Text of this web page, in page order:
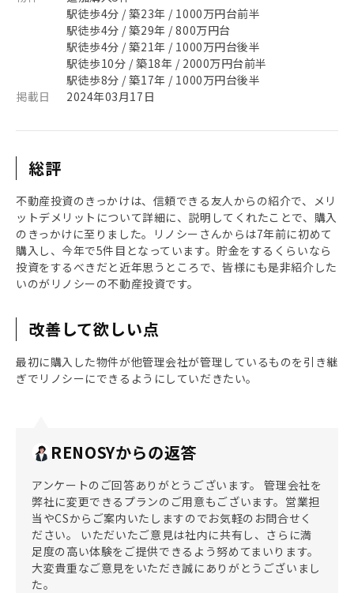
駅徒歩4分 / 築23年 / 1000万円台前半
駅徒歩4分 / 築29年 / 800万円台
駅徒歩4分 / 築21年 / 1000万円台後半
駅徒歩10分 / 築18年 / 2000万円台前半
駅徒歩8分 / 築17年 / 1000万円台後半
掲載日
2024年03月17日
総評
不動産投資のきっかけは、信頼できる友人からの紹介で、メリ
ットデメリットについて詳細に、説明してくれたことで、購入
のきっかけに至りました。リノシーさんからは7年前に初めて
購入し、今年で5件目となっています。貯金をするくらいなら
投資をするべきだと近年思うところで、皆様にも是非紹介した
いのがリノシーの不動産投資です。
改善して欲しい点
最初に購入した物件が他管理会社が管理しているものを引き継
ぎでリノシーにできるようにしていだきたい。
RENOSYからの返答
アンケートのご回答ありがとうございます。 管理会社を
弊社に変更できるプランのご用意もございます。営業担
当やCSからご案内いたしますのでお気軽のお問合せく
ださい。 いただいたご意見は社内に共有し、さらに満
足度の高い体験をご提供できるよう努めてまいります。
大変貴重なご意見をいただき誠にありがとうございまし
た。